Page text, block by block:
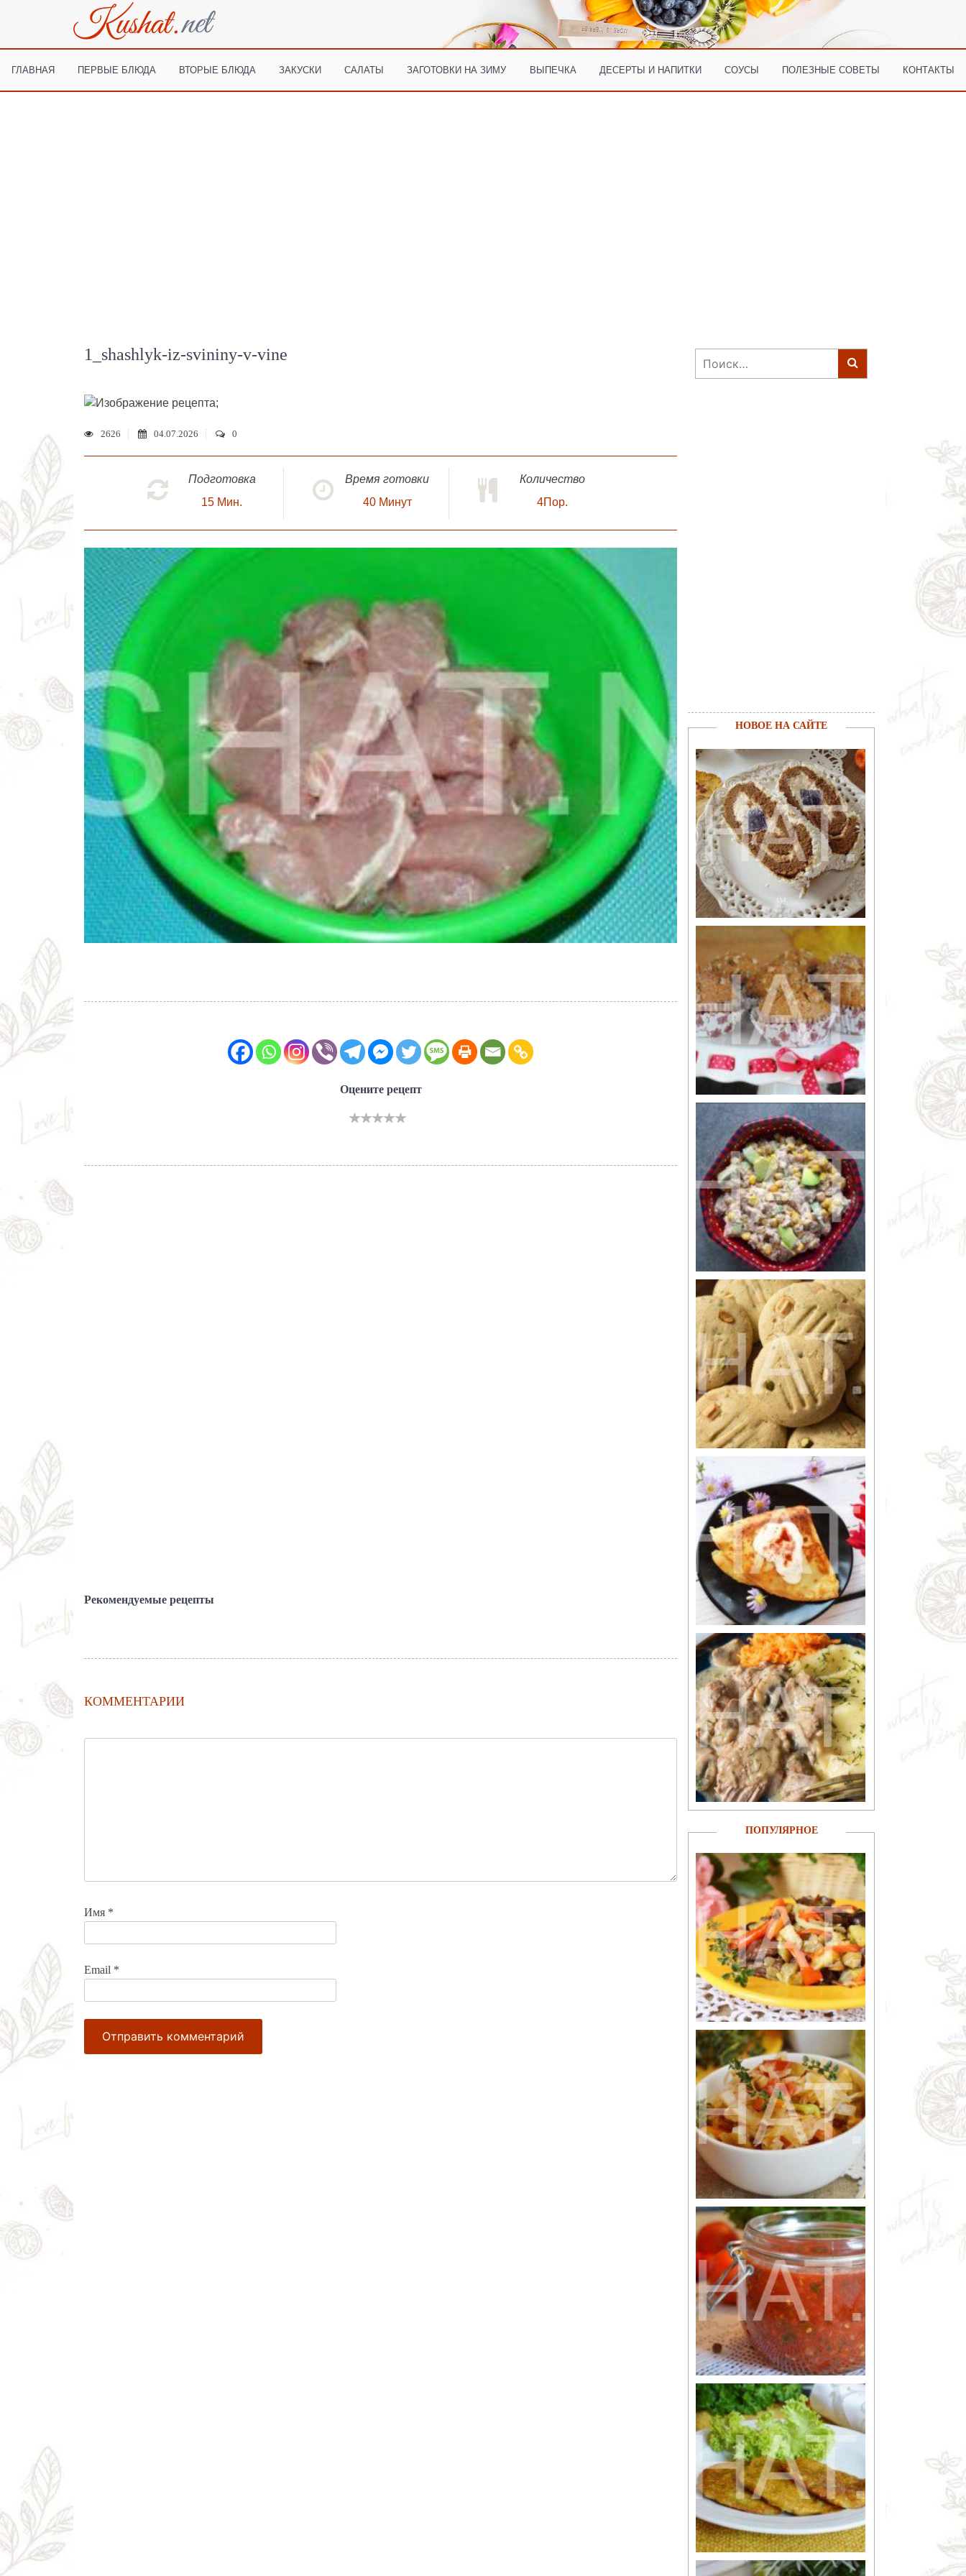
ГЛАВНАЯ ПЕРВЫЕ БЛЮДА ВТОРЫЕ БЛЮДА ЗАКУСКИ САЛАТЫ ЗАГОТОВКИ НА ЗИМУ ВЫПЕЧКА ДЕСЕРТЫ И НАПИТКИ СОУСЫ ПОЛЕЗНЫЕ СОВЕТЫ КОНТАКТЫ
1_shashlyk-iz-svininy-v-vine
;
2626 04.07.2026 0
Подготовка
15 Мин.
Время готовки
40 Минут
Количество
4Пор.
Оцените рецепт
Рекомендуемые рецепты
КОММЕНТАРИИ
Имя *
Email *
Найти:
НОВОЕ НА САЙТЕ
ПОПУЛЯРНОЕ